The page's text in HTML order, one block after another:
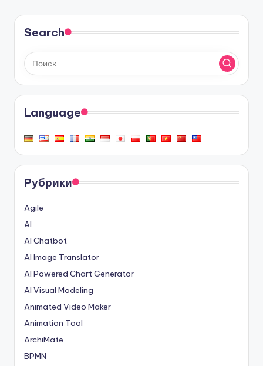
записей
Search
Language
Рубрики
Agile
AI
AI Chatbot
AI Image Translator
AI Powered Chart Generator
AI Visual Modeling
Animated Video Maker
Animation Tool
ArchiMate
BPMN